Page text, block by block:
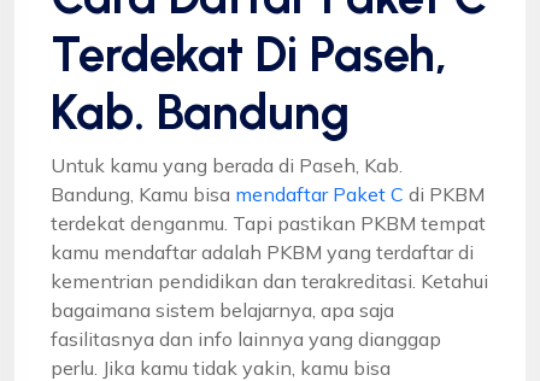
Terdekat Di Paseh,
Kab. Bandung
Untuk kamu yang berada di Paseh, Kab.
Bandung, Kamu bisa mendaftar Paket C di PKBM
terdekat denganmu. Tapi pastikan PKBM tempat
kamu mendaftar adalah PKBM yang terdaftar di
kementrian pendidikan dan terakreditasi. Ketahui
bagaimana sistem belajarnya, apa saja
fasilitasnya dan info lainnya yang dianggap
perlu. Jika kamu tidak yakin, kamu bisa